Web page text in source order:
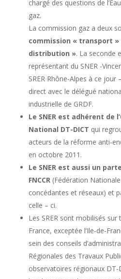
chargé des questions de
gaz.
La commission gaz a deux
commission « transport
distribution ». La seconde
représentant du SNER -
SRER Rhône-Alpes à ce
direct avec le délégué
industrielle de GRDF.
Le SNER est adhérent de
National DT-DICT qui
acteurs de la réforme anti-
en octobre 2011.
Le SNER est aussi un
FNCCR (Fédération
concédantes et réseaux) et
celle – ci.
Les SRER sont mobilisés
France, exceptée l’Ile-de-
sein des conseils
Régionales des Travaux
observatoires régionaux